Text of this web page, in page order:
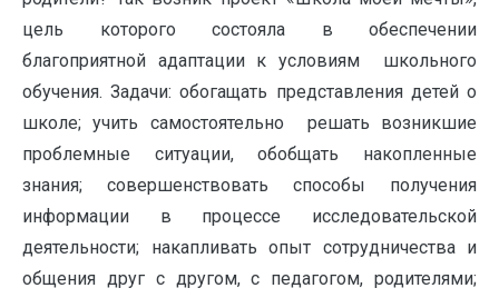
цель которого состояла в обеспечении
благоприятной адаптации к условиям школьного
обучения. Задачи: обогащать представления детей о
школе; учить самостоятельно решать возникшие
проблемные ситуации, обобщать накопленные
знания; совершенствовать способы получения
информации в процессе исследовательской
деятельности; накапливать опыт сотрудничества и
общения друг с другом, с педагогом, родителями;